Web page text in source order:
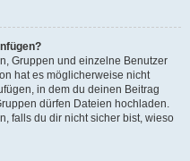
Gruppen und einzelne Benutzer
hat es möglicherweise nicht
in dem du deinen Beitrag
dürfen Dateien hochladen.
falls du dir nicht sicher bist, wieso